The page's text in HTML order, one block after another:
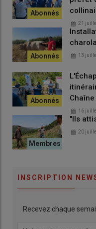
21
13
16
"Ils
20
INSCRIPTION
Recevez chaque